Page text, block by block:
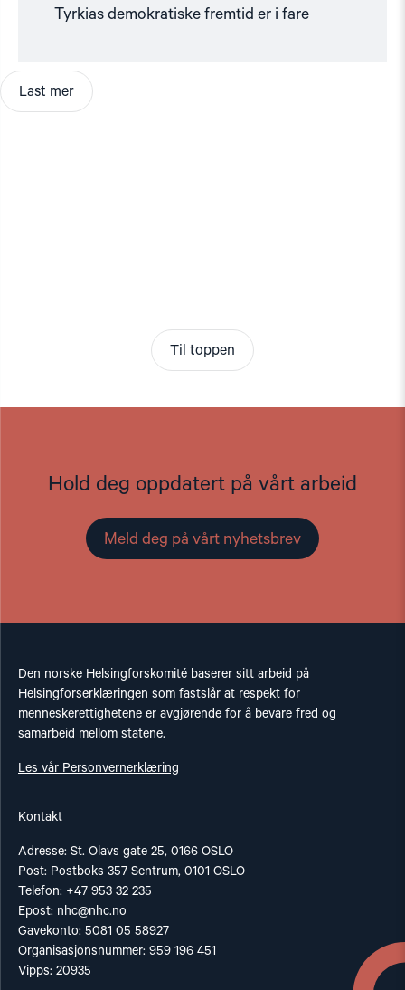
Tyrkias demokratiske fremtid er i fare
Last mer
Til toppen
Hold deg oppdatert på vårt arbeid
Meld deg på vårt nyhetsbrev
Den norske Helsingforskomité baserer sitt arbeid på
Helsingforserklæringen som fastslår at respekt for
menneskerettighetene er avgjørende for å bevare fred og
samarbeid mellom statene.
Les vår Personvernerklæring
Kontakt
Adresse: St. Olavs gate 25, 0166 OSLO
Post: Postboks 357 Sentrum, 0101 OSLO
Telefon: +47 953 32 235
Epost: nhc@nhc.no
Gavekonto: 5081 05 58927
Organisasjonsnummer: 959 196 451
Vipps: 20935